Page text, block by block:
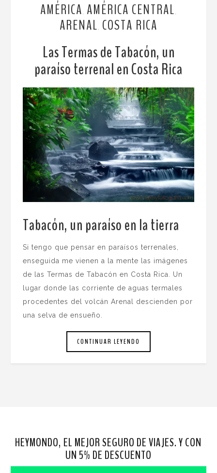
AMÉRICA, AMÉRICA CENTRAL,
ARENAL, COSTA RICA
Las Termas de Tabacón, un
paraíso terrenal en Costa Rica
Tabacón, un paraíso en la tierra
Si tengo que pensar en paraísos terrenales,
enseguida me vienen a la mente las imágenes
de las Termas de Tabacón en Costa Rica. Un
lugar donde las corriente de aguas termales
procedentes del volcán Arenal descienden por
una selva de ensueño.
CONTINUAR LEYENDO
HEYMONDO, EL MEJOR SEGURO DE VIAJES. Y CON
UN 5% DE DESCUENTO